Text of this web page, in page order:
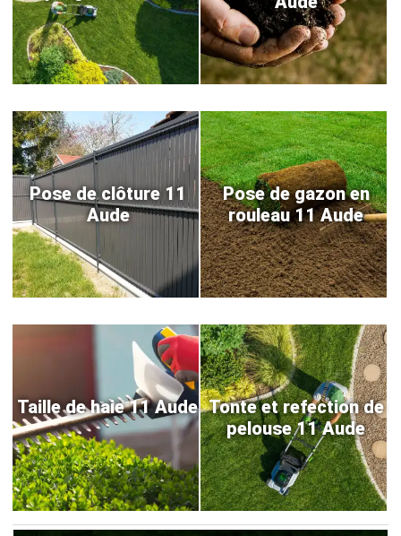
Pose de clôture 11
Aude
Pose de gazon en
rouleau 11 Aude
Taille de haie 11 Aude Tonte et refection de
pelouse 11 Aude